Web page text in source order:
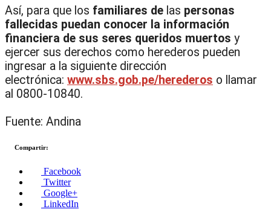
Así, para que los familiares de las personas
fallecidas puedan conocer la información
financiera de sus seres queridos muertos y
ejercer sus derechos como herederos pueden
ingresar a la siguiente dirección
electrónica: www.sbs.gob.pe/herederos o llamar
al 0800-10840.
Fuente: Andina
Compartir:
Facebook
Twitter
Google+
LinkedIn